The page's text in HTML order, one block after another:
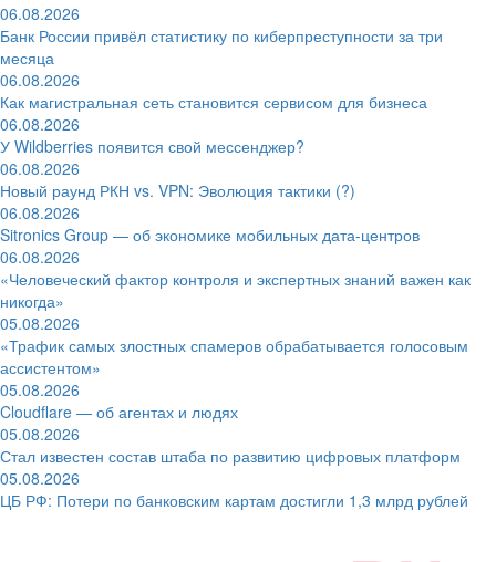
06.08.2026
Банк России привёл статистику по киберпреступности за три
месяца
06.08.2026
Как магистральная сеть становится сервисом для бизнеса
06.08.2026
У Wildberries появится свой мессенджер?
06.08.2026
Новый раунд РКН vs. VPN: Эволюция тактики (?)
06.08.2026
Sitronics Group — об экономике мобильных дата-центров
06.08.2026
«Человеческий фактор контроля и экспертных знаний важен как
никогда»
05.08.2026
«Трафик самых злостных спамеров обрабатывается голосовым
ассистентом»
05.08.2026
Cloudflare — об агентах и людях
05.08.2026
Стал известен состав штаба по развитию цифровых платформ
05.08.2026
ЦБ РФ: Потери по банковским картам достигли 1,3 млрд рублей